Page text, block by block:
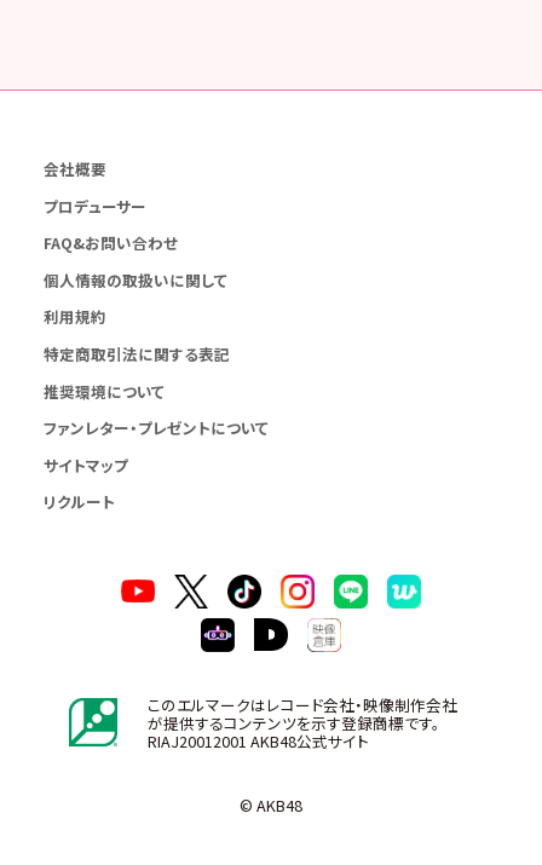
会社概要
プロデューサー
FAQ&お問い合わせ
個人情報の取扱いに関して
利用規約
特定商取引法に関する表記
推奨環境について
ファンレター・プレゼントについて
サイトマップ
リクルート
このエルマークはレコード会社・映像制作会社
が提供するコンテンツを示す登録商標です。
RIAJ20012001 AKB48公式サイト
© AKB48